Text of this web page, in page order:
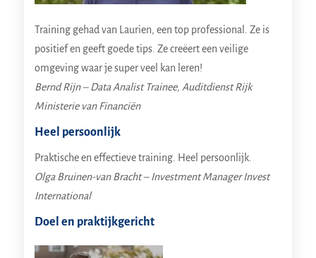
Training gehad van Laurien, een top professional. Ze is
positief en geeft goede tips. Ze creëert een veilige
omgeving waar je super veel kan leren!
Bernd Rijn – Data Analist Trainee, Auditdienst Rijk
Ministerie van Financiën
Heel persoonlijk
Praktische en effectieve training. Heel persoonlijk.
Olga Bruinen-van Bracht – Investment Manager Invest
International
Doel en praktijkgericht